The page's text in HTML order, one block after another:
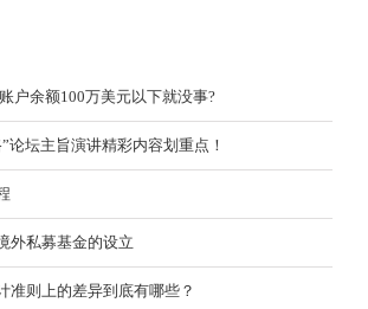
户余额100万美元以下就没事?
论坛主旨演讲精彩内容划重点！
外私募基金的设立
准则上的差异到底有哪些？